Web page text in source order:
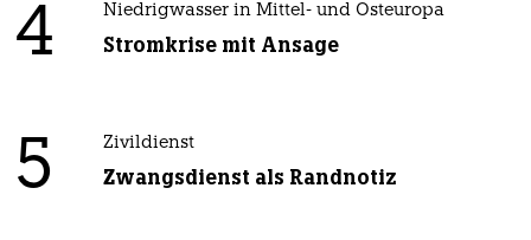
4 Niedrigwasser in Mittel- und Osteuropa
Stromkrise mit Ansage
5 Zivildienst
Zwangsdienst als Randnotiz